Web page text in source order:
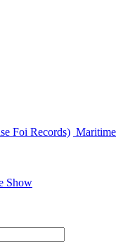
Foi Records) Maritime
Show